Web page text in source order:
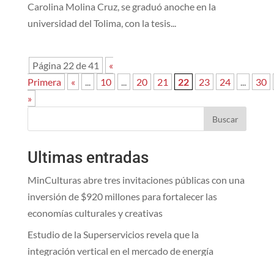
Carolina Molina Cruz, se graduó anoche en la
universidad del Tolima, con la tesis...
Página 22 de 41
«
Primera
« ... 10 ... 20 21 22 23 24 ...
30
»
Buscar
Ultimas entradas
MinCulturas abre tres invitaciones públicas con una
inversión de $920 millones para fortalecer las
economías culturales y creativas
Estudio de la Superservicios revela que la
integración vertical en el mercado de energía